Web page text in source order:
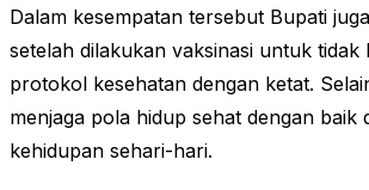
Dalam kesempatan tersebut Bupati
setelah dilakukan vaksinasi untuk
protokol kesehatan dengan ketat.
menjaga pola hidup sehat dengan baik
kehidupan sehari-hari.